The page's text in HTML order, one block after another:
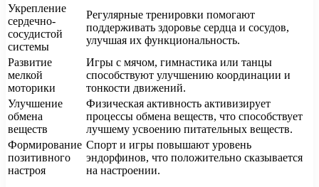
Укрепление
сердечно-
сосудистой
системы
Регулярные тренировки помогают
поддерживать здоровье сердца и сосудов,
улучшая их функциональность.
Развитие
мелкой
моторики
Игры с мячом, гимнастика или танцы
способствуют улучшению координации и
тонкости движений.
Улучшение
обмена
веществ
Физическая активность активизирует
процессы обмена веществ, что способствует
лучшему усвоению питательных веществ.
Формирование
позитивного
настроя
Спорт и игры повышают уровень
эндорфинов, что положительно сказывается
на настроении.